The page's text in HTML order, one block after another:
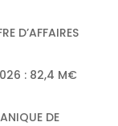
D’AFFAIRES
: 82,4 M€
DE